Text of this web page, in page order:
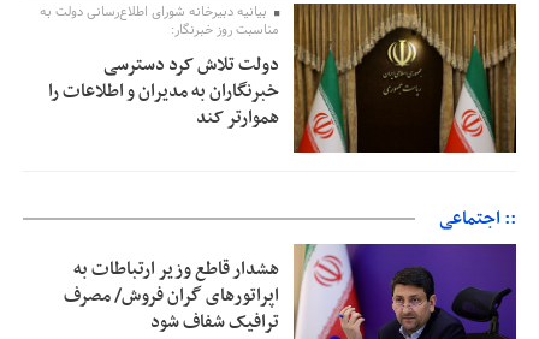
بیانیه دبیرخانه شورای اطلاع‌رسانی دولت به
مناسبت روز خبرنگار:
دولت تلاش کرد دسترسی
خبرنگاران به مدیران و اطلاعات را
هموارتر کند
:: اجتماعی
هشدار قاطع وزیر ارتباطات به
اپراتورهای گران فروش/ مصرف
ترافیک شفاف شود